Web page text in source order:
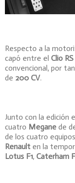
Respecto a la
capó entre el Clio
convencional, por
de 200 CV.
Junto con la edición
cuatro Megane de
de los cuatro
Renault en la
Lotus F1, Caterham